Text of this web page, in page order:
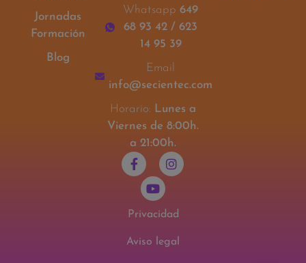
Jornadas
Formación
Blog
Whatsapp649
68 93 42 / 623
14 95 39
Email
info@secientec.com
Horario: Lunes a
Viernes de 8:00h.
a 21:00h.
Privacidad
Aviso legal